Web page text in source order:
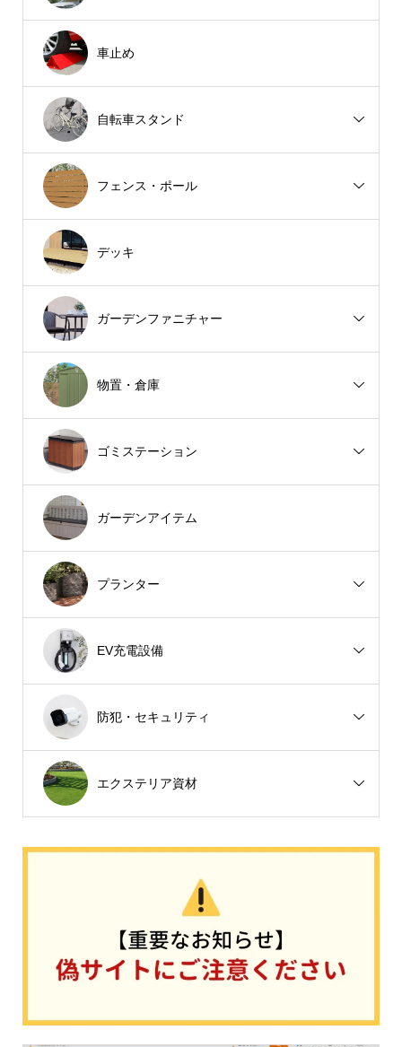
車止め
自転車スタンド
フェンス・ポール
デッキ
ガーデンファニチャー
物置・倉庫
ゴミステーション
ガーデンアイテム
プランター
EV充電設備
防犯・セキュリティ
エクステリア資材